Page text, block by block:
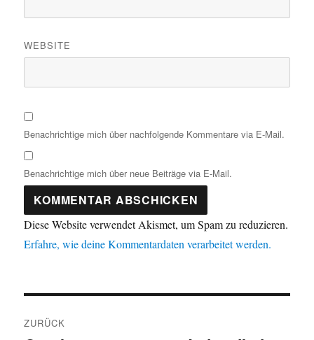
WEBSITE
Benachrichtige mich über nachfolgende Kommentare via E-Mail.
Benachrichtige mich über neue Beiträge via E-Mail.
Diese Website verwendet Akismet, um Spam zu reduzieren.
Erfahre, wie deine Kommentardaten verarbeitet werden.
ZURÜCK